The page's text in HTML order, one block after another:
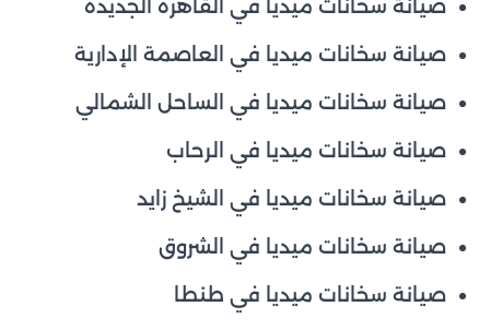
صيانة سخانات ميديا في القاهرة الجديدة
صيانة سخانات ميديا في العاصمة الإدارية
صيانة سخانات ميديا في الساحل الشمالي
صيانة سخانات ميديا في الرحاب
صيانة سخانات ميديا في الشيخ زايد
صيانة سخانات ميديا في الشروق
صيانة سخانات ميديا في طنطا